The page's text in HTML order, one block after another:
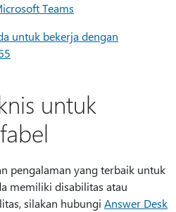
Teams
untuk bekerja dengan
untuk
pengalaman yang terbaik untuk
memiliki disabilitas atau
silakan hubungi Answer Desk